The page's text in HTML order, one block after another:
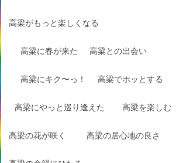
高梁がもっと楽しくなる
高梁に春が来た 高梁との出会い
高梁にキク〜っ！ 高梁でホッとする
高梁にやっと巡り逢えた 高梁を楽しむ
高梁の花が咲く 高梁の居心地の良さ